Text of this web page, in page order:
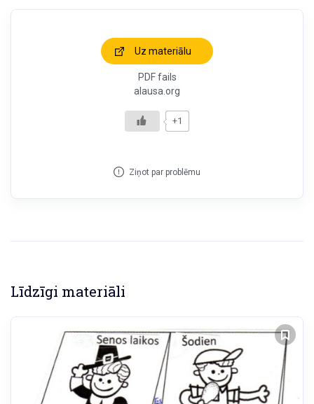
Uz materiālu
PDF fails
alausa.org
+1
Ziņot par problēmu
Līdzīgi materiāli